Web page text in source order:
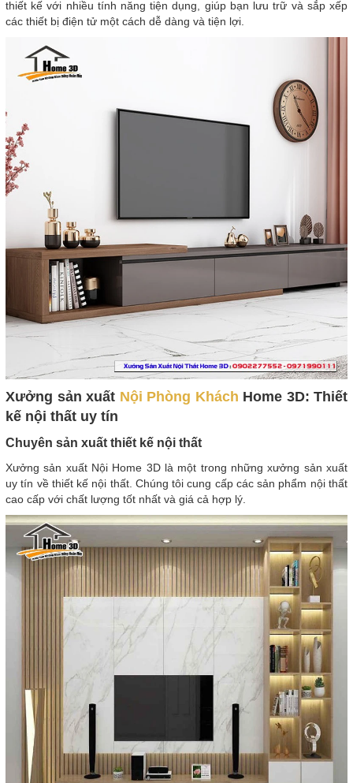
thiết kế với nhiều tính năng tiện dụng, giúp bạn lưu trữ và sắp xếp
các thiết bị điện tử một cách dễ dàng và tiện lợi.
Xưởng sản xuất Nội Phòng Khách Home 3D: Thiết
kế nội thất uy tín
Chuyên sản xuất thiết kế nội thất
Xưởng sản xuất Nội Home 3D là một trong những xưởng sản xuất
uy tín về thiết kế nội thất. Chúng tôi cung cấp các sản phẩm nội thất
cao cấp với chất lượng tốt nhất và giá cả hợp lý.